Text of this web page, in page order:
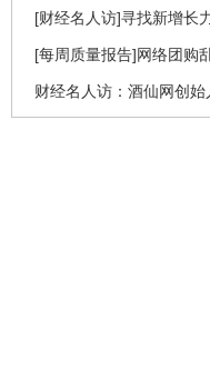
[财经名人访]寻找新增长
[每周质量报告]网络团购
财经名人访：酒仙网创始